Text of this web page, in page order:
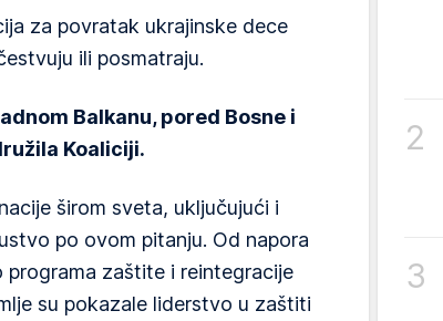
za povratak ukrajinske dece
ili posmatraju.
Balkanu, pored Bosne i
Koaliciji.
širom sveta, uključujući i
po ovom pitanju. Od napora
programa zaštite i reintegracije
su pokazale liderstvo u zaštiti
2
3